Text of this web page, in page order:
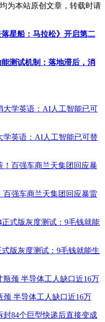
为本站原创文章，转载时请
星船：马拉松》开启第二
测试机制：落地滞后，消
学英语：AI人工智能已可替
强车商兰天集团回应暴雷
式版灰度测试：9毛钱就能生
半导体工人缺口近16万